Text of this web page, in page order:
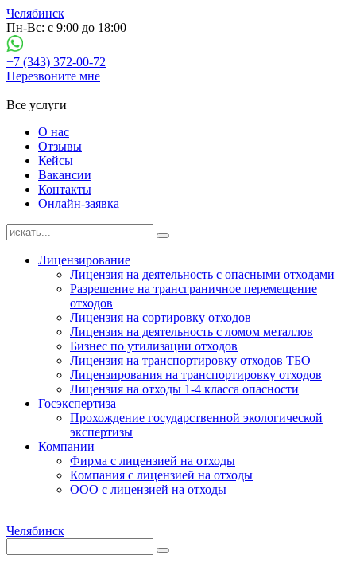
Челябинск
Пн-Вс: с 9:00 до 18:00
+7 (343) 372-00-72
Перезвоните мне
Все услуги
О нас
Отзывы
Кейсы
Вакансии
Контакты
Онлайн-заявка
Лицензирование
Лицензия на деятельность с опасными отходами
Разрешение на трансграничное перемещение
отходов
Лицензия на сортировку отходов
Лицензия на деятельность с ломом металлов
Бизнес по утилизации отходов
Лицензия на транспортировку отходов ТБО
Лицензирования на транспортировку отходов
Лицензия на отходы 1-4 класса опасности
Госэкспертиза
Прохождение государственной экологической
экспертизы
Компании
Фирма с лицензией на отходы
Компания с лицензией на отходы
ООО с лицензией на отходы
Челябинск